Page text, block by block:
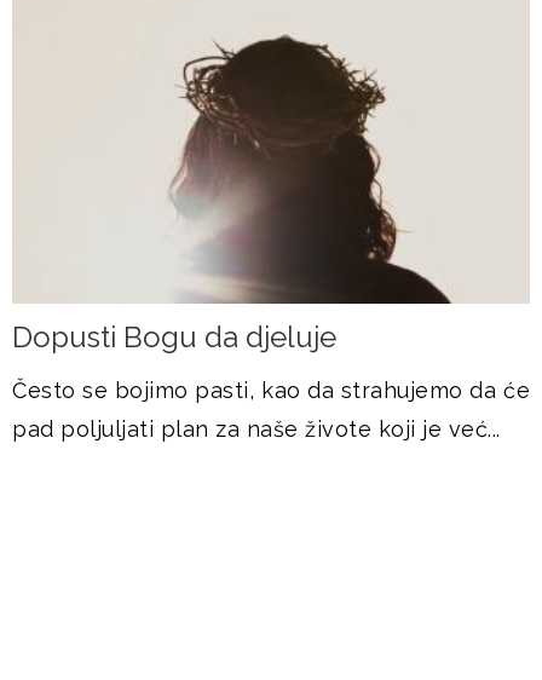
Dopusti Bogu da djeluje
Često se bojimo pasti, kao da strahujemo da će
pad poljuljati plan za naše živote koji je već...